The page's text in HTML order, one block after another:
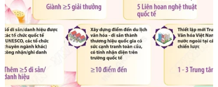
Tổng Bí thư, Chủ tịch nước: Cùng
xây dựng Cộng đồng ASEAN đoàn
kết, vững mạnh
04/08/2026 12:57